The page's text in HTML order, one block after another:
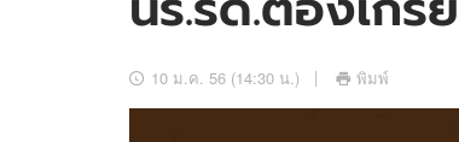
ข่าวเศรษฐกิจ
อัปเดตจีน
เช็กข่าวชัวร์
10 ม.ค. 56 (14:30 น.) พิมพ์